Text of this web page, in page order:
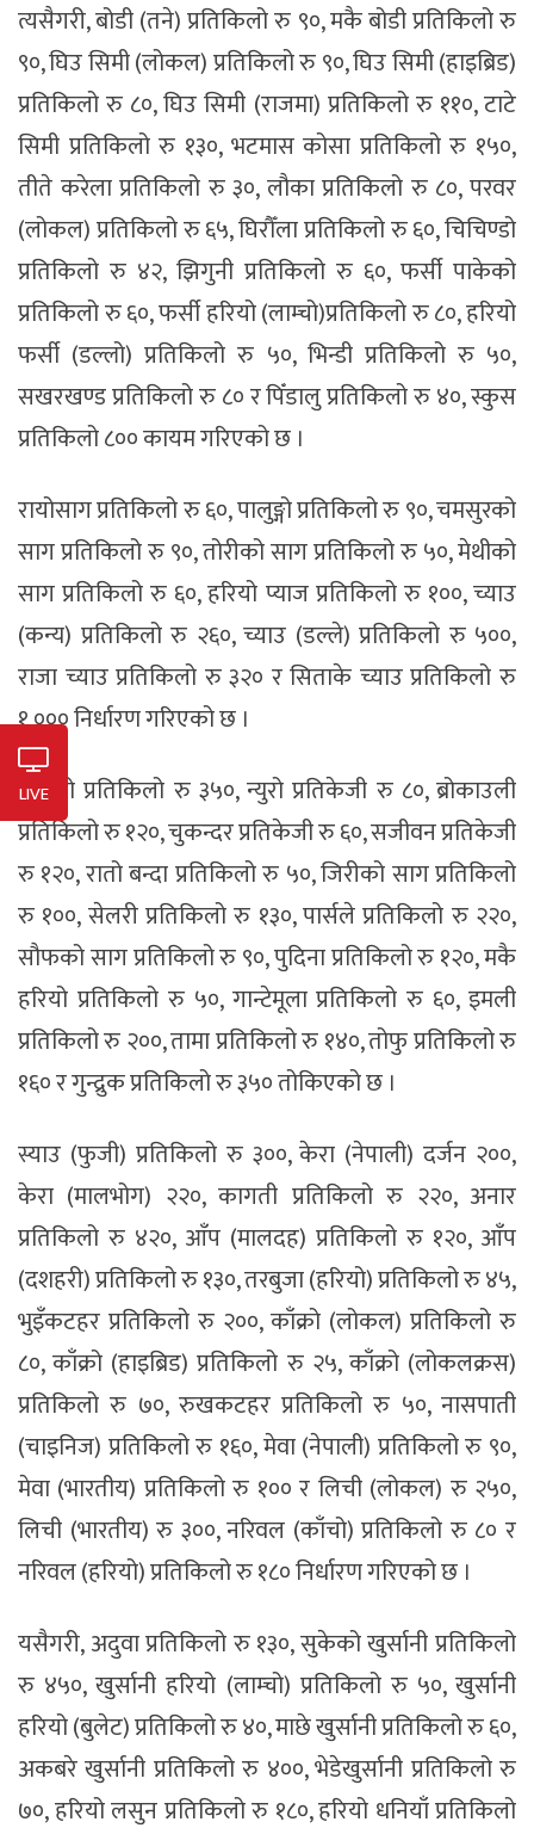
त्यसैगरी, बोडी (तने) प्रतिकिलो रु ९०, मकै बोडी प्रतिकिलो रु
९०, घिउ सिमी (लोकल) प्रतिकिलो रु ९०, घिउ सिमी (हाइब्रिड)
प्रतिकिलो रु ८०, घिउ सिमी (राजमा) प्रतिकिलो रु ११०, टाटे
सिमी प्रतिकिलो रु १३०, भटमास कोसा प्रतिकिलो रु १५०,
तीते करेला प्रतिकिलो रु ३०, लौका प्रतिकिलो रु ८०, परवर
(लोकल) प्रतिकिलो रु ६५, घिरौँला प्रतिकिलो रु ६०, चिचिण्डो
प्रतिकिलो रु ४२, झिगुनी प्रतिकिलो रु ६०, फर्सी पाकेको
प्रतिकिलो रु ६०, फर्सी हरियो (लाम्चो)प्रतिकिलो रु ८०, हरियो
फर्सी (डल्लो) प्रतिकिलो रु ५०, भिन्डी प्रतिकिलो रु ५०,
सखरखण्ड प्रतिकिलो रु ८० र पिँडालु प्रतिकिलो रु ४०, स्कुस
प्रतिकिलो ८०० कायम गरिएको छ ।
रायोसाग प्रतिकिलो रु ६०, पालुङ्गो प्रतिकिलो रु ९०, चमसुरको
साग प्रतिकिलो रु ९०, तोरीको साग प्रतिकिलो रु ५०, मेथीको
साग प्रतिकिलो रु ६०, हरियो प्याज प्रतिकिलो रु १००, च्याउ
(कन्य) प्रतिकिलो रु २६०, च्याउ (डल्ले) प्रतिकिलो रु ५००,
राजा च्याउ प्रतिकिलो रु ३२० र सिताके च्याउ प्रतिकिलो रु
१,००० निर्धारण गरिएको छ ।
कुरिलो प्रतिकिलो रु ३५०, न्युरो प्रतिकेजी रु ८०, ब्रोकाउली
प्रतिकिलो रु १२०, चुकन्दर प्रतिकेजी रु ६०, सजीवन प्रतिकेजी
रु १२०, रातो बन्दा प्रतिकिलो रु ५०, जिरीको साग प्रतिकिलो
रु १००, सेलरी प्रतिकिलो रु १३०, पार्सले प्रतिकिलो रु २२०,
सौफको साग प्रतिकिलो रु ९०, पुदिना प्रतिकिलो रु १२०, मकै
हरियो प्रतिकिलो रु ५०, गान्टेमूला प्रतिकिलो रु ६०, इमली
प्रतिकिलो रु २००, तामा प्रतिकिलो रु १४०, तोफु प्रतिकिलो रु
१६० र गुन्द्रुक प्रतिकिलो रु ३५० तोकिएको छ ।
स्याउ (फुजी) प्रतिकिलो रु ३००, केरा (नेपाली) दर्जन २००,
केरा (मालभोग) २२०, कागती प्रतिकिलो रु २२०, अनार
प्रतिकिलो रु ४२०, आँप (मालदह) प्रतिकिलो रु १२०, आँप
(दशहरी) प्रतिकिलो रु १३०, तरबुजा (हरियो) प्रतिकिलो रु ४५,
भुइँकटहर प्रतिकिलो रु २००, काँक्रो (लोकल) प्रतिकिलो रु
८०, काँक्रो (हाइब्रिड) प्रतिकिलो रु २५, काँक्रो (लोकलक्रस)
प्रतिकिलो रु ७०, रुखकटहर प्रतिकिलो रु ५०, नासपाती
(चाइनिज) प्रतिकिलो रु १६०, मेवा (नेपाली) प्रतिकिलो रु ९०,
मेवा (भारतीय) प्रतिकिलो रु १०० र लिची (लोकल) रु २५०,
लिची (भारतीय) रु ३००, नरिवल (काँचो) प्रतिकिलो रु ८० र
नरिवल (हरियो) प्रतिकिलो रु १८० निर्धारण गरिएको छ ।
यसैगरी, अदुवा प्रतिकिलो रु १३०, सुकेको खुर्सानी प्रतिकिलो
रु ४५०, खुर्सानी हरियो (लाम्चो) प्रतिकिलो रु ५०, खुर्सानी
हरियो (बुलेट) प्रतिकिलो रु ४०, माछे खुर्सानी प्रतिकिलो रु ६०,
अकबरे खुर्सानी प्रतिकिलो रु ४००, भेडेखुर्सानी प्रतिकिलो रु
७०, हरियो लसुन प्रतिकिलो रु १८०, हरियो धनियाँ प्रतिकिलो
LIVE